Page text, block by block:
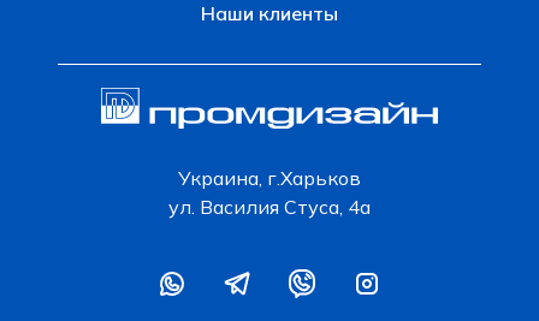
Наши клиенты
Украина, г.Харьков
ул. Василия Стуса, 4а